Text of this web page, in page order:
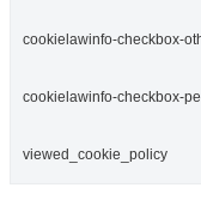
cookielawinfo-checkbox-
cookielawinfo-checkbox-
viewed_cookie_policy